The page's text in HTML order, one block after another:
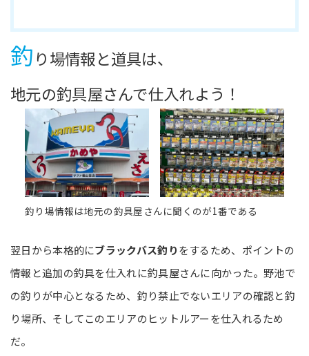
釣り場情報と道具は、
地元の釣具屋さんで仕入れよう！
釣り場情報は地元の釣具屋さんに聞くのが1番である
翌日から本格的にブラックバス釣りをするため、ポイントの
情報と追加の釣具を仕入れに釣具屋さんに向かった。野池で
の釣りが中心となるため、釣り禁止でないエリアの確認と釣
り場所、そしてこのエリアのヒットルアーを仕入れるため
だ。